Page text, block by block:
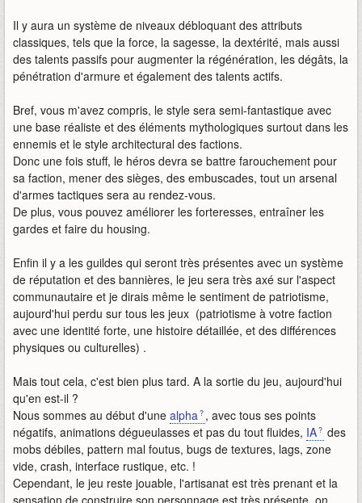
Il y aura un système de niveaux débloquant des attributs
classiques, tels que la force, la sagesse, la dextérité, mais aussi
des talents passifs pour augmenter la régénération, les dégâts, la
pénétration d'armure et également des talents actifs.
Bref, vous m'avez compris, le style sera semi-fantastique avec
une base réaliste et des éléments mythologiques surtout dans les
ennemis et le style architectural des factions.
Donc une fois stuff, le héros devra se battre farouchement pour
sa faction, mener des sièges, des embuscades, tout un arsenal
d'armes tactiques sera au rendez-vous.
De plus, vous pouvez améliorer les forteresses, entraîner les
gardes et faire du housing.
Enfin il y a les guildes qui seront très présentes avec un système
de réputation et des bannières, le jeu sera très axé sur l'aspect
communautaire et je dirais même le sentiment de patriotisme,
aujourd'hui perdu sur tous les jeux (patriotisme à votre faction
avec une identité forte, une histoire détaillée, et des différences
physiques ou culturelles) .
Mais tout cela, c'est bien plus tard. A la sortie du jeu, aujourd'hui
qu'en est-il ?
Nous sommes au début d'une alpha , avec tous ses points
négatifs, animations dégueulasses et pas du tout fluides, IA
des
mobs débiles, pattern mal foutus, bugs de textures, lags, zone
vide, crash, interface rustique, etc. !
Cependant, le jeu reste jouable, l'artisanat est très prenant et la
sensation de construire son personnage est très présente, on